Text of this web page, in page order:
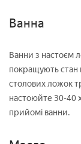
Ванна
Ванни з настоєм
покращують стан
столових ложок
настоюйте 30-40
прийомі ванни.